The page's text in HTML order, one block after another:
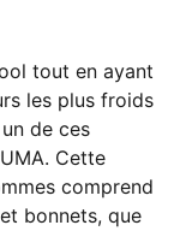
tout en ayant
les plus froids
de ces
Cette
comprend
bonnets, que